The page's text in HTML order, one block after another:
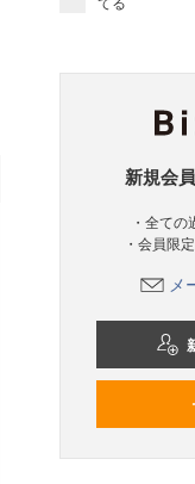
新規会
・全て
・会員限
メ